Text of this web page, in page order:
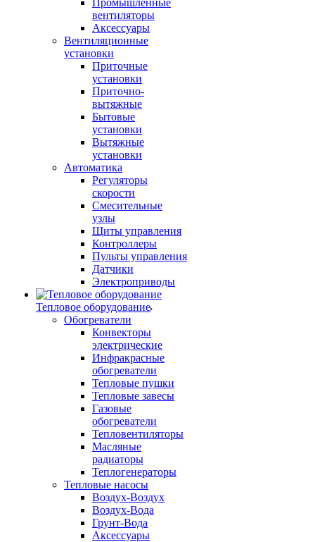
Промышленные
вентиляторы
Аксессуары
Вентиляционные
установки
Приточные
установки
Приточно-
вытяжные
Бытовые
установки
Вытяжные
установки
Автоматика
Регуляторы
скорости
Смесительные
узлы
Щиты управления
Контроллеры
Пульты управления
Датчики
Электроприводы
Тепловое оборудование
Обогреватели
Конвекторы
электрические
Инфракрасные
обогреватели
Тепловые пушки
Тепловые завесы
Газовые
обогреватели
Тепловентиляторы
Масляные
радиаторы
Теплогенераторы
Тепловые насосы
Воздух-Воздух
Воздух-Вода
Грунт-Вода
Аксессуары